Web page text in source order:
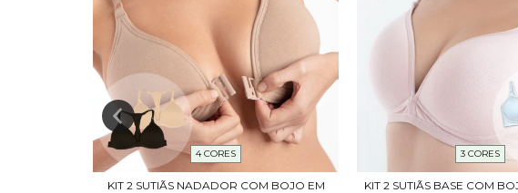
4 CORES
KIT 2 SUTIÃS NADADOR COM BOJO EM
3 CORES
KIT 2 SUTIÃS BASE COM